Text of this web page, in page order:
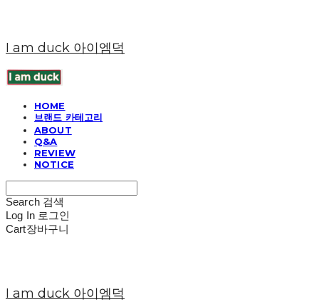
I am duck 아이엠덕
HOME
브랜드 카테고리
ABOUT
Q&A
REVIEW
NOTICE
Search 검색
Log In 로그인
Cart장바구니
I am duck 아이엠덕